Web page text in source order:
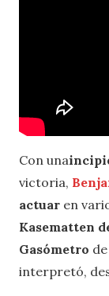
Con una
victoria,
actuar en
Kasematten
Gasómetro de
interpretó,